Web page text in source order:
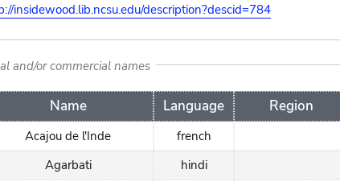
insidewood.lib.ncsu.edu/description?descid=784
and/or commercial names
Name Language Region
Acajou de l'Inde french
Agarbati
hindi